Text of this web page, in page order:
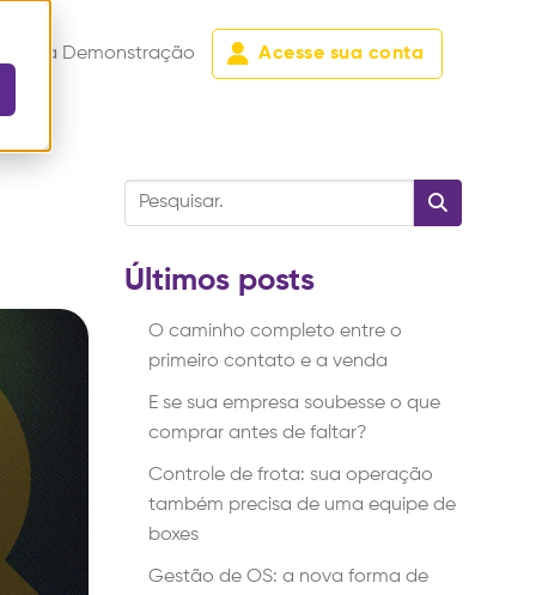
sua Demonstração Acesse sua conta
Últimos posts
O caminho completo entre o
primeiro contato e a venda
E se sua empresa soubesse o que
comprar antes de faltar?
Controle de frota: sua operação
também precisa de uma equipe de
boxes
Gestão de OS: a nova forma de